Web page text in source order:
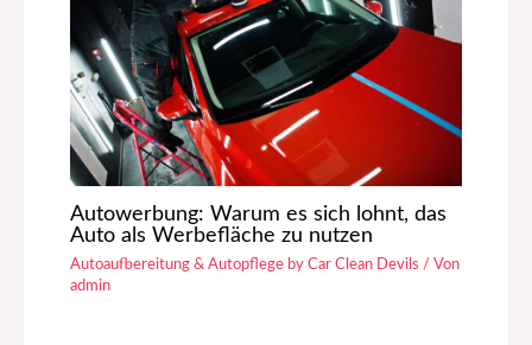
Autowerbung: Warum es sich lohnt, das
Auto als Werbefläche zu nutzen
Autoaufbereitung & Autopflege by Car Clean Devils / Von
admin